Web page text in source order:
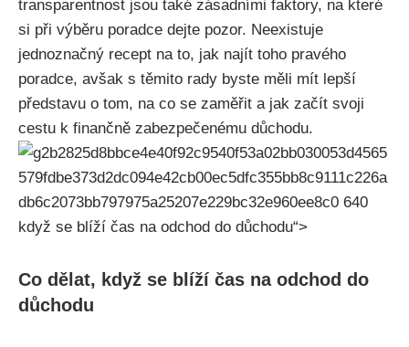
transparentnost jsou také zásadními faktory, na které
si při výběru poradce dejte pozor. Neexistuje
jednoznačný recept na to, jak najít toho pravého
poradce, avšak s těmito rady byste měli mít lepší
představu o tom, na co se zaměřit a jak začít svoji
cestu k finančně zabezpečenému důchodu.
když se blíží čas na odchod do důchodu“>
Co dělat, když se blíží čas na odchod do
důchodu